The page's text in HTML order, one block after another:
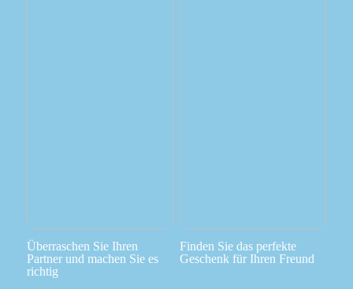
Überraschen Sie Ihren
Partner und machen Sie es
richtig
Finden Sie das perfekte
Geschenk für Ihren Freund